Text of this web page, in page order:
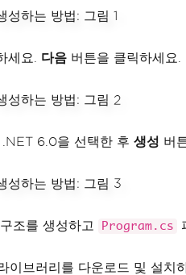
세요. 다음 버튼을 클릭하세요.
6.0을 선택한 후 생성 버
조를 생성하고 Program.cs
브러리를 다운로드 및 설치